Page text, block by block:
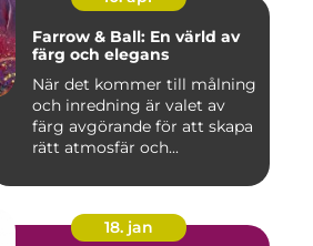
Farrow & Ball: En värld av
färg och elegans
När det kommer till målning
och inredning är valet av
färg avgörande för att skapa
rätt atmosfär och...
18. jan